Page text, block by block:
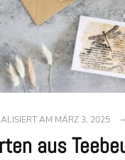
AM MÄRZ 3, 2025
aus